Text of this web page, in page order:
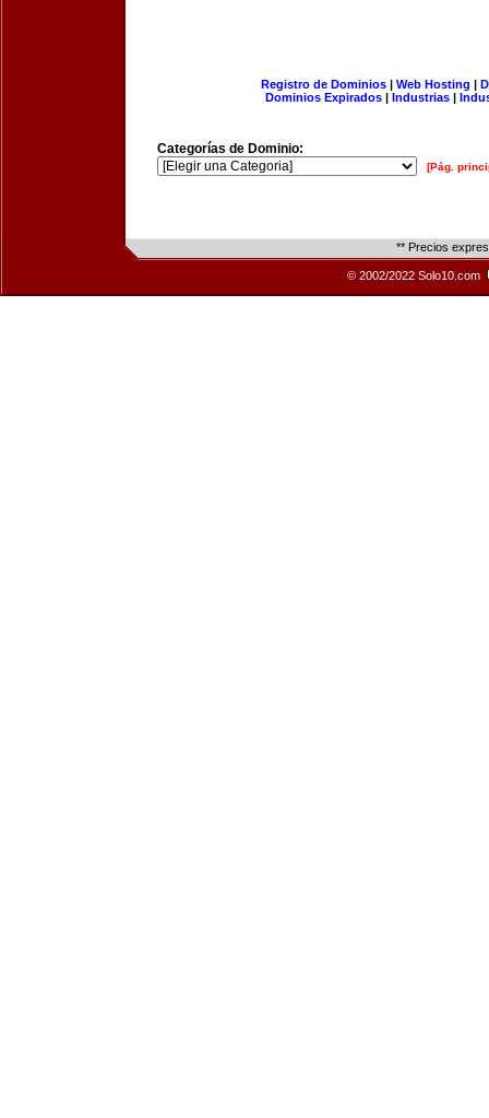
Registro de Dominios| Web Hosting |
Dominios Expirados | Industrias |
Categorías de Dominio:
[Pág.
** Precios
© 2002/2022 Solo10.com